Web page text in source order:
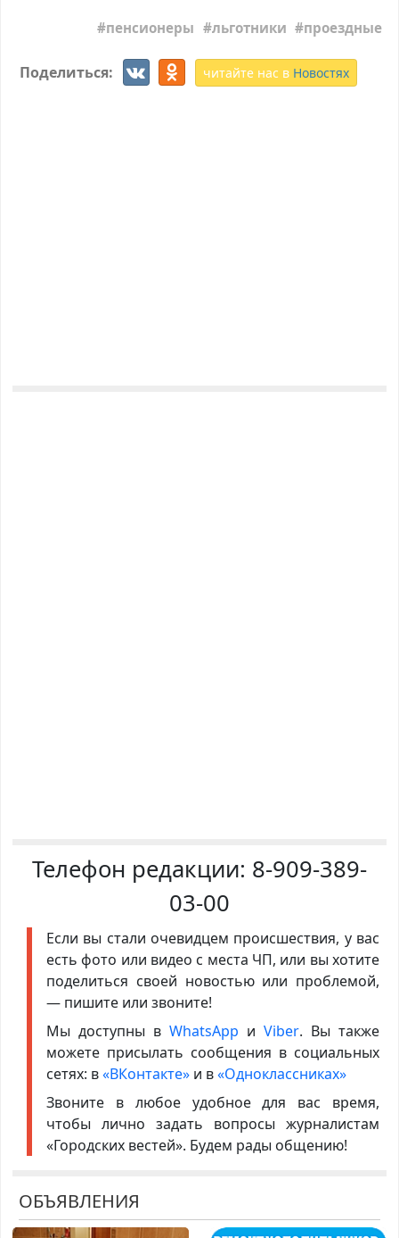
пенсионеры льготники проездные
Поделиться: читайте нас в Новостях
Телефон редакции: 8-909-389-
03-00
Если вы стали очевидцем происшествия, у вас
есть фото или видео с места ЧП, или вы хотите
поделиться своей новостью или проблемой,
— пишите или звоните!
Мы доступны в WhatsApp иViber. Вы также
можете присылать сообщения в социальных
сетях: в«ВКонтакте»и в«Одноклассниках»
Звоните в любое удобное для вас время,
чтобы лично задать вопросы журналистам
«Городских вестей». Будем рады общению!
ОБЪЯВЛЕНИЯ